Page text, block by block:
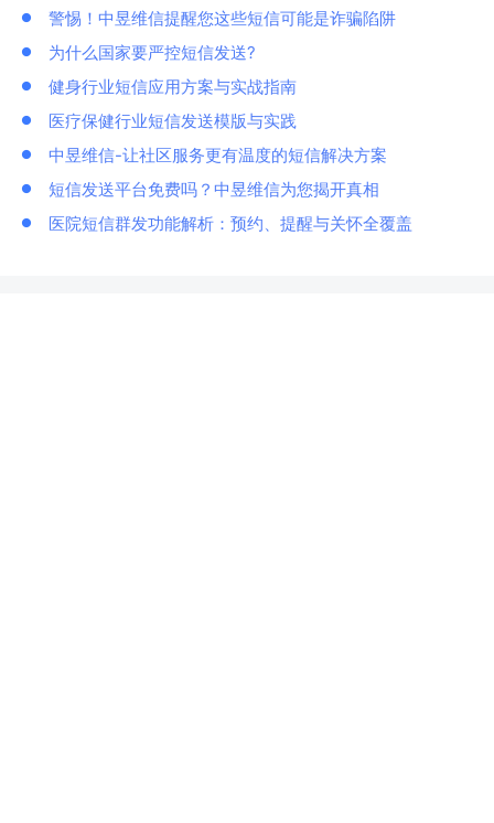
警惕！中昱维信提醒您这些短信可能是诈骗陷阱
为什么国家要严控短信发送?
健身行业短信应用方案与实战指南
医疗保健行业短信发送模版与实践
中昱维信-让社区服务更有温度的短信解决方案
短信发送平台免费吗？中昱维信为您揭开真相
医院短信群发功能解析：预约、提醒与关怀全覆盖